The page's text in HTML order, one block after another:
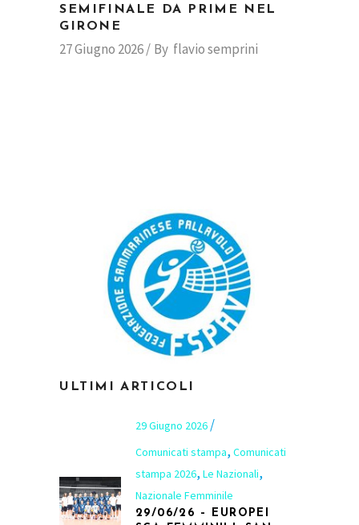
SEMIFINALE DA PRIME NEL
GIRONE
27 Giugno 2026 By flavio semprini
ULTIMI ARTICOLI
29 Giugno 2026
Comunicati stampa, Comunicati
stampa 2026, Le Nazionali,
Nazionale Femminile
29/06/26 – EUROPEI